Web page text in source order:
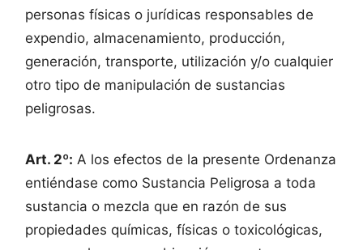
personas físicas o jurídicas responsables de
expendio, almacenamiento, producción,
generación, transporte, utilización y/o cualquier
otro tipo de manipulación de sustancias
peligrosas.
Art. 2º: A los efectos de la presente Ordenanza
entiéndase como Sustancia Peligrosa a toda
sustancia o mezcla que en razón de sus
propiedades químicas, físicas o toxicológicas,